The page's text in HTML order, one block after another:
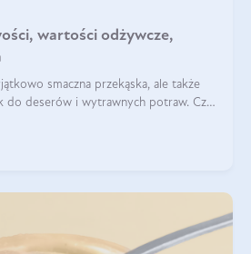
wartości odżywcze,
smaczna przekąska, ale także
do deserów i wytrawnych potraw. Czy